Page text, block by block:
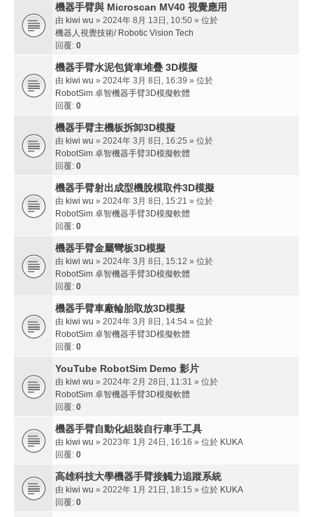
機器手臂與 Microscan MV40 視覺應用
由 kiwi wu » 2024年 8月 13日, 10:50 » 位於
機器人視覺技術/ Robotic Vision Tech
回覆: 0
機器手臂水泥包貨車堆疊 3D模擬
由 kiwi wu » 2024年 3月 8日, 16:39 » 位於
RobotSim 卓智機器手臂3D模擬軟體
回覆: 0
機器手臂主機板拆卸3D模擬
由 kiwi wu » 2024年 3月 8日, 16:25 » 位於
RobotSim 卓智機器手臂3D模擬軟體
回覆: 0
機器手臂射出成型機脫模取件3D模擬
由 kiwi wu » 2024年 3月 8日, 15:21 » 位於
RobotSim 卓智機器手臂3D模擬軟體
回覆: 0
機器手臂金屬彎板3D模擬
由 kiwi wu » 2024年 3月 8日, 15:12 » 位於
RobotSim 卓智機器手臂3D模擬軟體
回覆: 0
機器手臂車廠輪胎取放3D模擬
由 kiwi wu » 2024年 3月 8日, 14:54 » 位於
RobotSim 卓智機器手臂3D模擬軟體
回覆: 0
YouTube RobotSim Demo 影片
由 kiwi wu » 2024年 2月 28日, 11:31 » 位於
RobotSim 卓智機器手臂3D模擬軟體
回覆: 0
機器手臂自動化組裝自行車手工具
由 kiwi wu » 2023年 1月 24日, 16:16 » 位於 KUKA
回覆: 0
高雄科技大學機器手臂接觸力追蹤系統
由 kiwi wu » 2022年 1月 21日, 18:15 » 位於 KUKA
回覆: 0